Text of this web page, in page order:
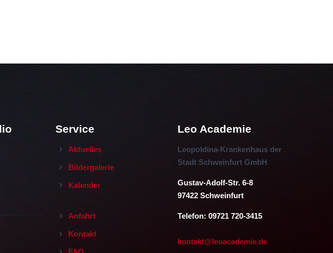
Service
Aktuelles
Bildergalerie
Kalender
Anfahrt
Kontakt
Leo Academie
Leopoldina-Krankenhaus der
Stadt Schweinfurt GmbH
Gustav-Adolf-Str. 6-8
97422 Schweinfurt
Telefon: 09721 720-3415
kontakt@leoacademie.de